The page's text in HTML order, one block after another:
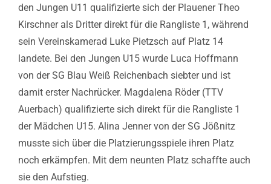
den Jungen U11 qualifizierte sich der Plauener Theo
Kirschner als Dritter direkt für die Rangliste 1, während
sein Vereinskamerad Luke Pietzsch auf Platz 14
landete. Bei den Jungen U15 wurde Luca Hoffmann
von der SG Blau Weiß Reichenbach siebter und ist
damit erster Nachrücker. Magdalena Röder (TTV
Auerbach) qualifizierte sich direkt für die Rangliste 1
der Mädchen U15. Alina Jenner von der SG Jößnitz
musste sich über die Platzierungsspiele ihren Platz
noch erkämpfen. Mit dem neunten Platz schaffte auch
sie den Aufstieg.